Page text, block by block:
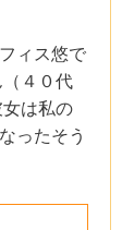
ィス悠で
４０代
は私の
ったそう